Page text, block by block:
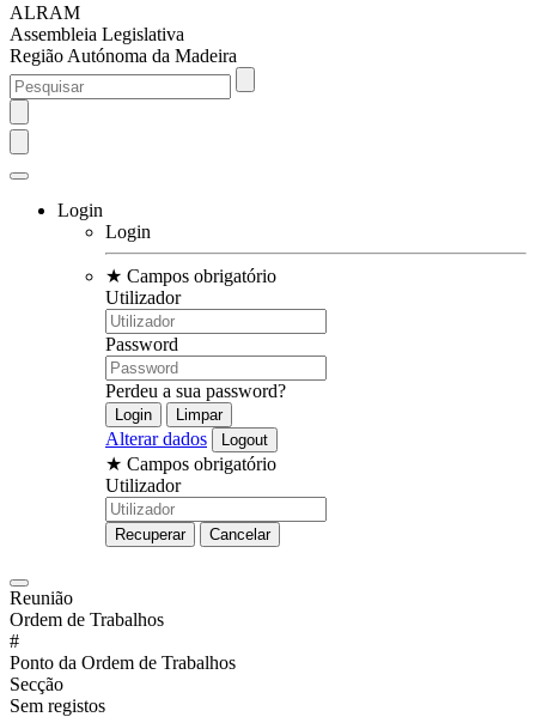
ALRAM
Assembleia Legislativa
Região Autónoma da Madeira
Login
Login
★ Campos obrigatório
Utilizador
Password
Perdeu a sua password?
Alterar dados
★ Campos obrigatório
Utilizador
Reunião
Ordem de Trabalhos
#
Ponto da Ordem de Trabalhos
Secção
Sem registos